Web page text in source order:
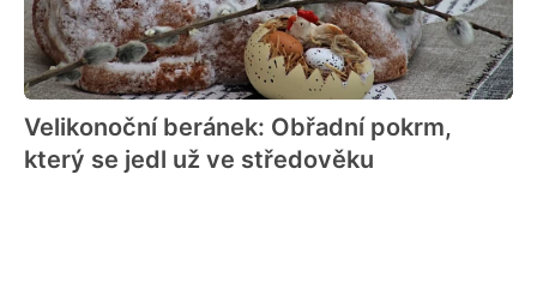
Velikonoční beránek: Obřadní pokrm,
který se jedl už ve středověku